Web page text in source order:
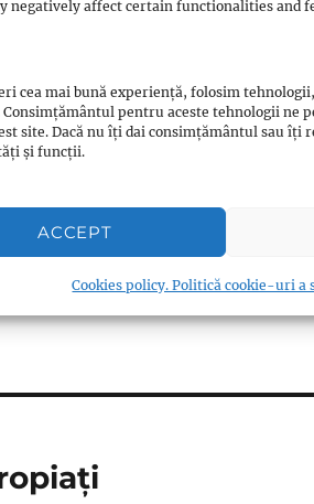
negatively affect certain functionalities and
cea mai bună experiență, folosim
pentru aceste tehnologii ne
site. Dacă nu îți dai consimțământul sau
și funcții.
ACCEPT
Cookies policy. Politică cookie-uri
Islamul celelalte credinte ?
Islamul celelalte credinte ?
Islamul celelalte credinte ?
Islamul celelalte credinte ?
Islamul celelalte credinte ?